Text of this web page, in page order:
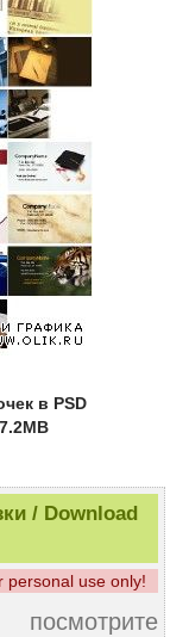
в PSD
/ Download
personal use only!